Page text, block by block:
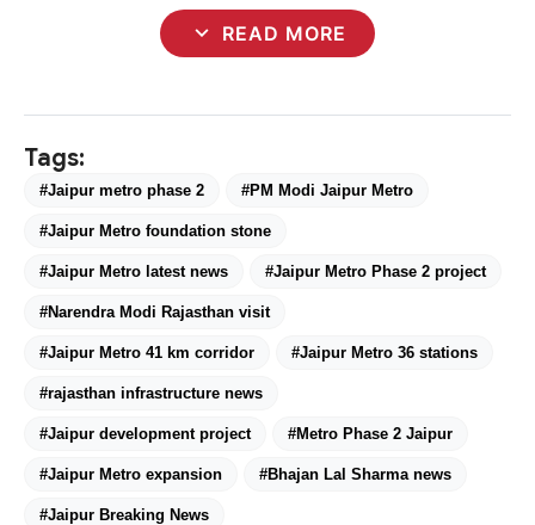
expand_more READ MORE
Tags:
#Jaipur metro phase 2 #PM Modi Jaipur Metro
#Jaipur Metro foundation stone
#Jaipur Metro latest news #Jaipur Metro Phase 2 project
#Narendra Modi Rajasthan visit
#Jaipur Metro 41 km corridor #Jaipur Metro 36 stations
#rajasthan infrastructure news
#Jaipur development project #Metro Phase 2 Jaipur
#Jaipur Metro expansion #Bhajan Lal Sharma news
#Jaipur Breaking News